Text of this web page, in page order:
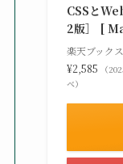
CSSと
2版］ [
楽天ブックス
¥2,585
（
べ）